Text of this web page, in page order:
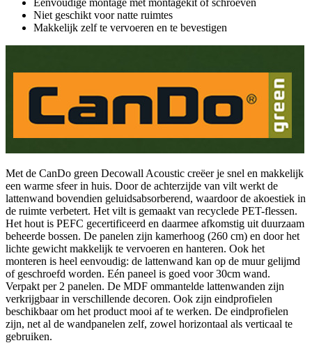
Niet geschikt voor natte ruimtes
Makkelijk zelf te vervoeren en te bevestigen
Met de CanDo green Decowall Acoustic creëer je snel en makkelijk
een warme sfeer in huis. Door de achterzijde van vilt werkt de
lattenwand bovendien geluidsabsorberend, waardoor de akoestiek in
de ruimte verbetert. Het vilt is gemaakt van recyclede PET-flessen.
Het hout is PEFC gecertificeerd en daarmee afkomstig uit duurzaam
beheerde bossen. De panelen zijn kamerhoog (260 cm) en door het
lichte gewicht makkelijk te vervoeren en hanteren. Ook het
monteren is heel eenvoudig: de lattenwand kan op de muur gelijmd
of geschroefd worden. Eén paneel is goed voor 30cm wand.
Verpakt per 2 panelen. De MDF ommantelde lattenwanden zijn
verkrijgbaar in verschillende decoren. Ook zijn eindprofielen
beschikbaar om het product mooi af te werken. De eindprofielen
zijn, net al de wandpanelen zelf, zowel horizontaal als verticaal te
gebruiken.